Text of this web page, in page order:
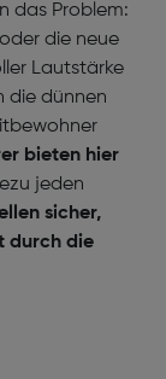
das Problem:
die neue
Lautstärke
die dünnen
bieten hier
jeden
sicher,
durch die